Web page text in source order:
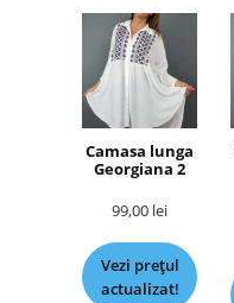
Camasa lunga
Georgiana 2
99,00 lei
Vezi prețul
actualizat!